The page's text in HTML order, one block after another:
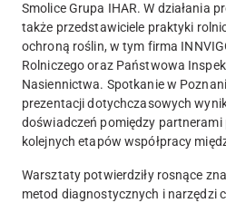
Smolice Grupa IHAR. W działania
także przedstawiciele praktyki
ochroną roślin, w tym firma
Rolniczego oraz Państwowa
Nasiennictwa. Spotkanie w
prezentacji dotychczasowych
doświadczeń pomiędzy
kolejnych etapów współpracy
Warsztaty potwierdziły rosnące
metod diagnostycznych i narzędzi